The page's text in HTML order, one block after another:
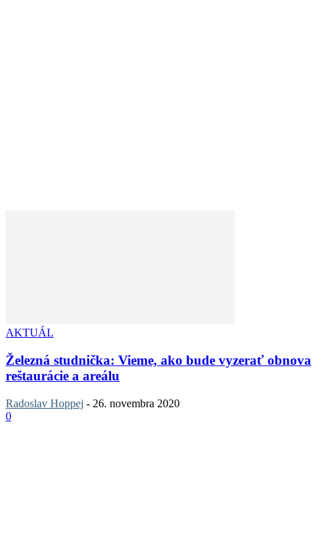
AKTUÁL
Železná studnička: Vieme, ako bude vyzerať obnova
reštaurácie a areálu
Radoslav Hoppej - 26. novembra 2020
0